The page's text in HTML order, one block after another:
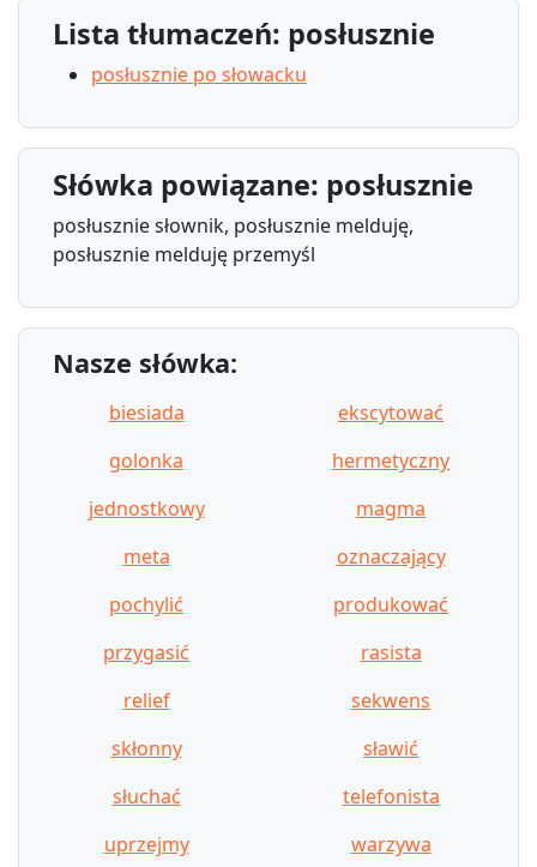
Lista tłumaczeń: posłusznie
posłusznie po słowacku
Słówka powiązane: posłusznie
posłusznie słownik, posłusznie melduję,
posłusznie melduję przemyśl
Nasze słówka:
biesiada
ekscytować
golonka
hermetyczny
jednostkowy
magma
meta
oznaczający
pochylić
produkować
przygasić
rasista
relief
sekwens
skłonny
sławić
słuchać
telefonista
uprzejmy
warzywa